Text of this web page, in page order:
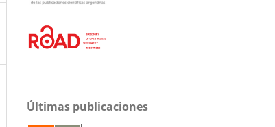
Últimas publicaciones